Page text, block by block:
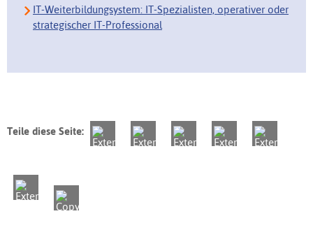
IT-Weiterbildungsystem: IT-Spezialisten, operativer oder
strategischer IT-Professional
Teile diese Seite: